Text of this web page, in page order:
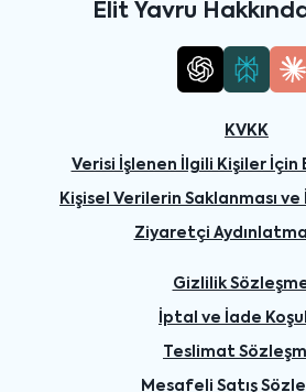
Elit Yavru
KVKK
Verisi İşlenen İlgili Kişiler İçin
Kişisel Verilerin Saklanması ve
Ziyaretçi
Gizlilik
İptal ve İade
Teslimat
Mesafeli Satış